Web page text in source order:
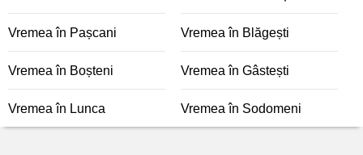
Vremea în Pașcani Vremea în Blăgești
Vremea în Boșteni Vremea în Gâstești
Vremea în Lunca Vremea în Sodomeni